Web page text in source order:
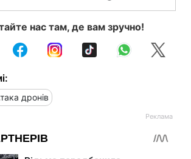
нас там, де вам зручно!
дронів